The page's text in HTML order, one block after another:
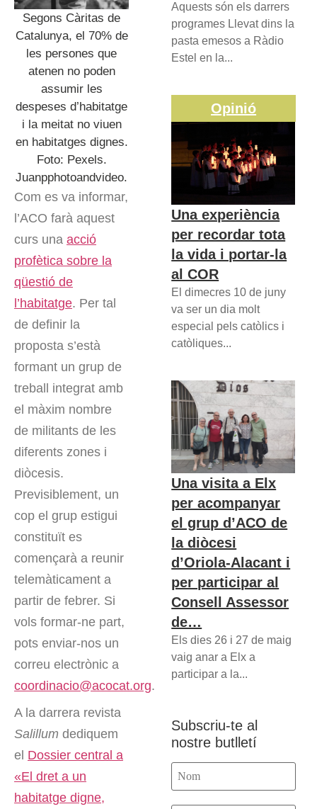
Segons Càritas de
Catalunya, el 70% de
les persones que
atenen no poden
assumir les
despeses d’habitatge
i la meitat no viuen
en habitatges dignes.
Foto: Pexels.
Juanpphotoandvideo.
Com es va informar,
l’ACO farà aquest
curs una acció
profètica sobre la
qüestió de
l’habitatge. Per tal
de definir la
proposta s’està
formant un grup de
treball integrat amb
el màxim nombre
de militants de les
diferents zones i
diòcesis.
Previsiblement, un
cop el grup estigui
constituït es
començarà a reunir
telemàticament a
partir de febrer. Si
vols formar-ne part,
pots enviar-nos un
correu electrònic a
coordinacio@acocat.org.
A la darrera revista
Salillum dediquem
el Dossier central a
«El dret a un
habitatge digne,
Aquests són els darrers
programes Llevat dins la
pasta emesos a Ràdio
Estel en la...
Opinió
Una experiència
per recordar tota
la vida i portar-la
al COR
El dimecres 10 de juny
va ser un dia molt
especial pels catòlics i
catòliques...
Una visita a Elx
per acompanyar
el grup d’ACO de
la diòcesi
d’Oriola-Alacant i
per participar al
Consell Assessor
de…
Els dies 26 i 27 de maig
vaig anar a Elx a
participar a la...
Subscriu-te al
nostre butlletí